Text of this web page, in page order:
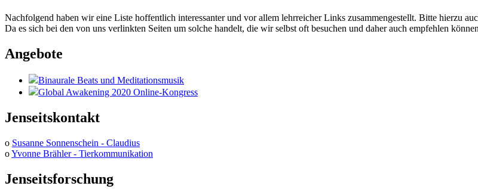
Nachfolgend haben wir eine Liste hoffentlich interessanter und vor allem lehrreicher Links zusammengestellt. Bitte hierzu
Da es sich bei den von uns verlinkten Seiten um solche handelt, die wir selbst oft besuchen und daher auch empfehlen
Angebote
Binaurale Beats und Meditationsmusik
Global Awakening 2020 Online-Kongress
Jenseitskontakt
o Susanne Sonnenschein - Claudius
oYvonne Brähler - Tierkommunikation
Jenseitsforschung